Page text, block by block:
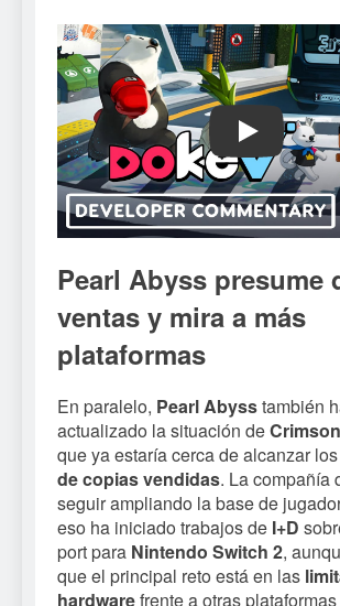
Play
Pearl Abyss presume
ventas y mira a más
plataformas
En paralelo, Pearl Abysstambién
actualizado la situación de
que ya estaría cerca de alcanzar los
de copias vendidas. La compañía
seguir ampliando la base de
eso ha iniciado trabajos de I+D
port para Nintendo Switch 2,
que el principal reto está en las
hardwarefrente a otras